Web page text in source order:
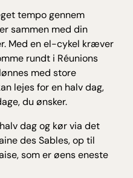
tempo gennem
sammen med din
Med en el-cykel kræver
rundt i Réunions
med store
lejes for en halv dag,
du ønsker.
dag og kør via det
des Sables, op til
som er øens eneste